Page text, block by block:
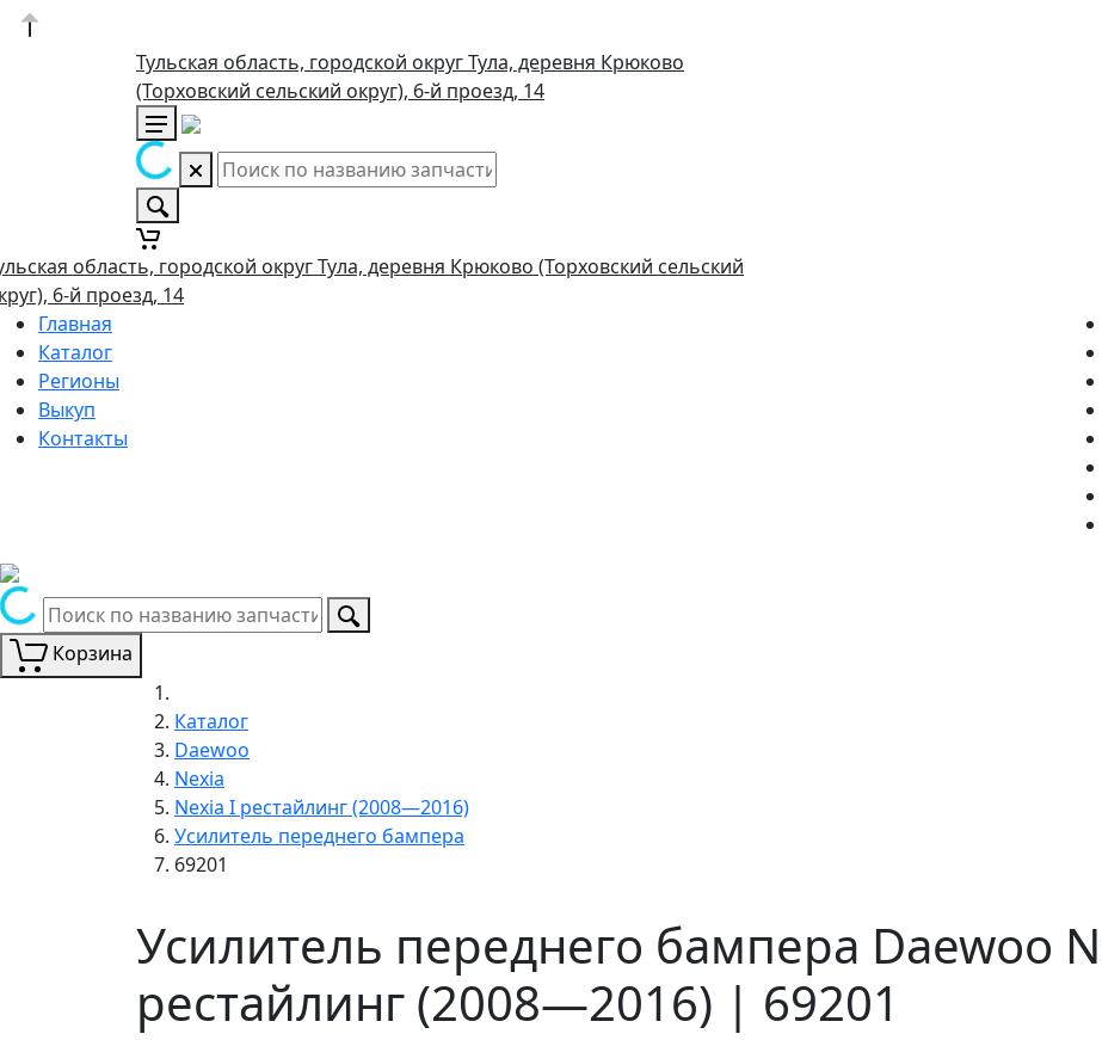
Тульская область, городской округ Тула, деревня Крюково
(Торховский сельский округ), 6-й проезд, 14
область, городской округ Тула, деревня Крюково (Торховский сельский
6-й проезд, 14
Главная
Каталог
Регионы
Выкуп
Контакты
Корзина
Каталог
Daewoo
Nexia
Nexia I рестайлинг (2008—2016)
Усилитель переднего бампера
69201
Усилитель переднего бампера Daewoo
рестайлинг (2008—2016) | 69201